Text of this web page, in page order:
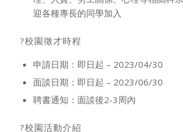
迎各種專長的同學加入
?校園徵才時程
申請日期：即日起 – 2023/04/30
面談日期：即日起 – 2023/06/30
聘書通知：面談後2-3周內
?校園活動介紹